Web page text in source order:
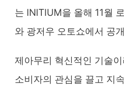
는 INITIUM을 올해 11월
와 광저우 오토쇼에서 공
제아무리 혁신적인 기술
소비자의 관심을 끌고 지